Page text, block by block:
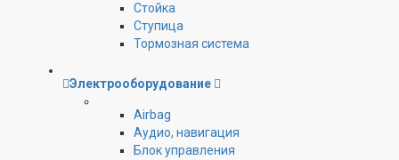
Стойка
Ступица
Тормозная система
Электрооборудование
Airbag
Аудио, навигация
Блок управления